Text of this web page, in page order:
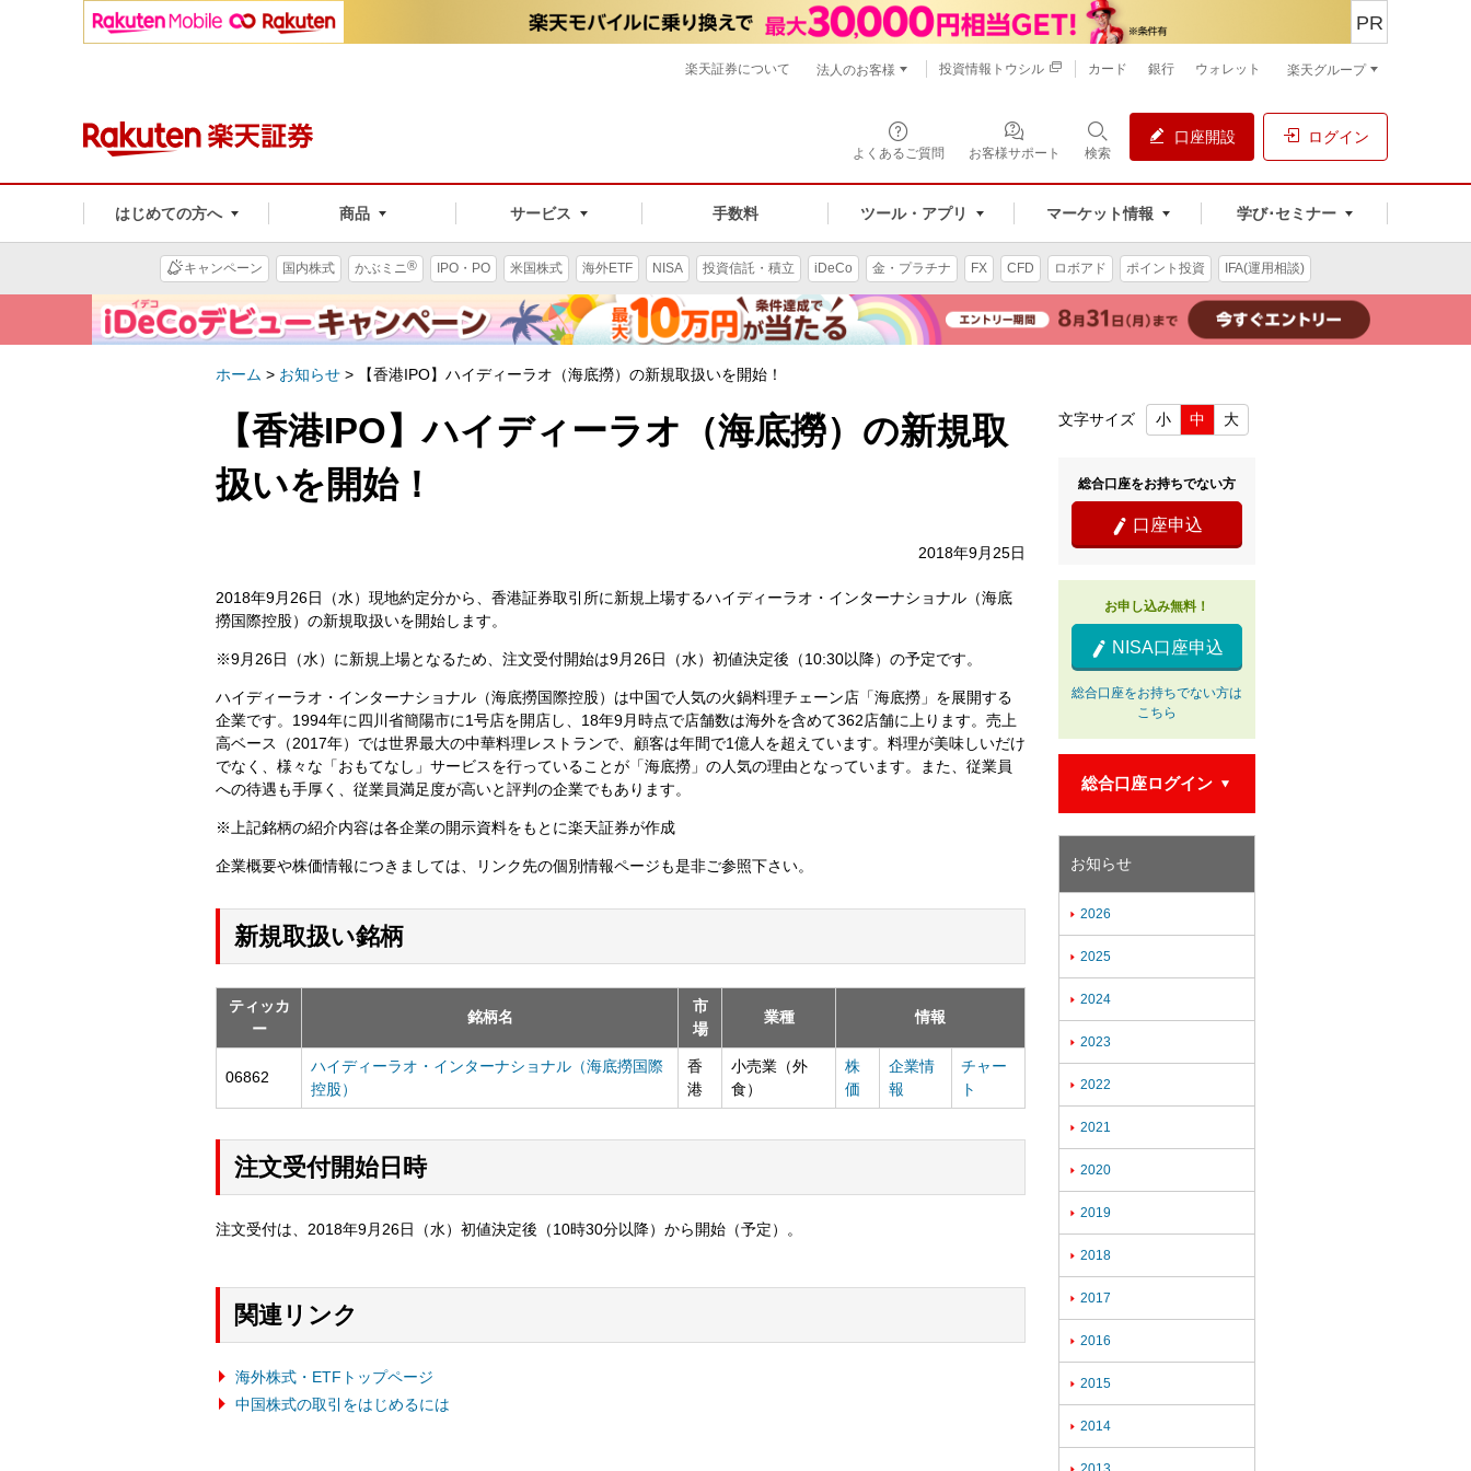
よくあるご質問 お客様サポート 検索
口座開設 ログイン
はじめての方へ 商品 サービス 手数料 ツール・アプリ マーケット情報 学び･セミナー
PR
楽天証券について 法人のお客様 投資情報トウシル カード 銀行 ウォレット 楽天グループ
キャンペーン 国内株式 かぶミニ® IPO・PO 米国株式 海外ETF NISA 投資信託・積立 iDeCo 金・プラチナ FX CFD ロボアド ポイント投資 IFA(運用相談)
ホーム > お知らせ > 【香港IPO】ハイディーラオ（海底撈）の新規取扱いを開始！
【香港IPO】ハイディーラオ（海底撈）の新規取
扱いを開始！
2018年9月25日
2018年9月26日（水）現地約定分から、香港証券取引所に新規上場するハイディーラオ・インターナショナル（海底
撈国際控股）の新規取扱いを開始します。
※9月26日（水）に新規上場となるため、注文受付開始は9月26日（水）初値決定後（10:30以降）の予定です。
ハイディーラオ・インターナショナル（海底撈国際控股）は中国で人気の火鍋料理チェーン店「海底撈」を展開する
企業です。1994年に四川省簡陽市に1号店を開店し、18年9月時点で店舗数は海外を含めて362店舗に上ります。売上
高ベース（2017年）では世界最大の中華料理レストランで、顧客は年間で1億人を超えています。料理が美味しいだけ
でなく、様々な「おもてなし」サービスを行っていることが「海底撈」の人気の理由となっています。また、従業員
への待遇も手厚く、従業員満足度が高いと評判の企業でもあります。
※上記銘柄の紹介内容は各企業の開示資料をもとに楽天証券が作成
企業概要や株価情報につきましては、リンク先の個別情報ページも是非ご参照下さい。
新規取扱い銘柄
ティッカ
ー
銘柄名
市
場
業種 情報
06862
ハイディーラオ・インターナショナル（海底撈国際
控股）
香
港
小売業（外
食）
株
価
企業情
報
チャー
ト
注文受付開始日時
注文受付は、2018年9月26日（水）初値決定後（10時30分以降）から開始（予定）。
関連リンク
海外株式・ETFトップページ
中国株式の取引をはじめるには
文字サイズ 小 中 大
総合口座をお持ちでない方
 口座申込
お申し込み無料！
 NISA口座申込
総合口座をお持ちでない方は
こちら
総合口座ログイン
お知らせ
 2026
 2025
 2024
 2023
 2022
 2021
 2020
 2019
 2018
 2017
 2016
 2015
 2014